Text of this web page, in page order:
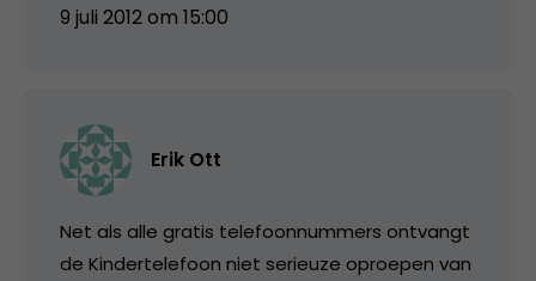
9 juli 2012 om 15:00
Erik Ott
Net als alle gratis telefoonnummers ontvangt
de Kindertelefoon niet serieuze oproepen van